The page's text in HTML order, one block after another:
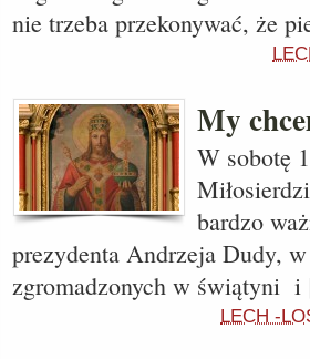
nie trzeba przekonywać, że
My
W sobotę
bardzo
prezydenta Andrzeja Dudy,
zgromadzonych w świątyni
LECH -